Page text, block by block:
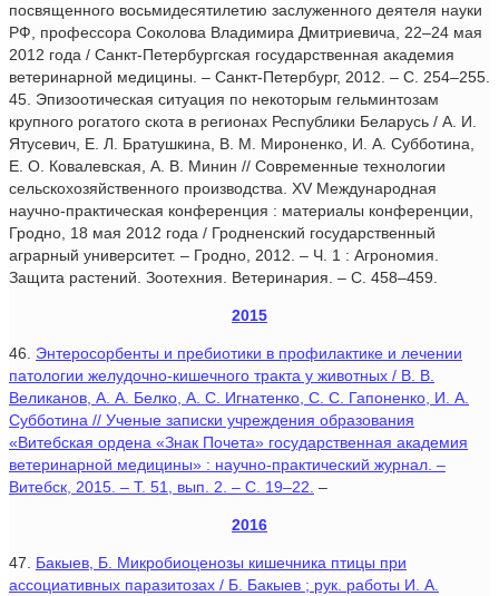
посвященного восьмидесятилетию заслуженного деятеля науки
РФ, профессора Соколова Владимира Дмитриевича, 22–24 мая
2012 года / Санкт-Петербургская государственная академия
ветеринарной медицины. – Санкт-Петербург, 2012. – С. 254–255.
45. Эпизоотическая ситуация по некоторым гельминтозам
крупного рогатого скота в регионах Республики Беларусь / А. И.
Ятусевич, Е. Л. Братушкина, В. М. Мироненко, И. А. Субботина,
Е. О. Ковалевская, А. В. Минин // Современные технологии
сельскохозяйственного производства. XV Международная
научно-практическая конференция : материалы конференции,
Гродно, 18 мая 2012 года / Гродненский государственный
аграрный университет. – Гродно, 2012. – Ч. 1 : Агрономия.
Защита растений. Зоотехния. Ветеринария. – C. 458–459.
2015
46. Энтеросорбенты и пребиотики в профилактике и лечении
патологии желудочно-кишечного тракта у животных / В. В.
Великанов, А. А. Белко, А. С. Игнатенко, С. С. Гапоненко, И. А.
Субботина // Ученые записки учреждения образования
«Витебская ордена «Знак Почета» государственная академия
ветеринарной медицины» : научно-практический журнал. –
Витебск, 2015. – Т. 51, вып. 2. – С. 19–22. –
2016
47. Бакыев, Б. Микробиоценозы кишечника птицы при
ассоциативных паразитозах / Б. Бакыев ; рук. работы И. А.